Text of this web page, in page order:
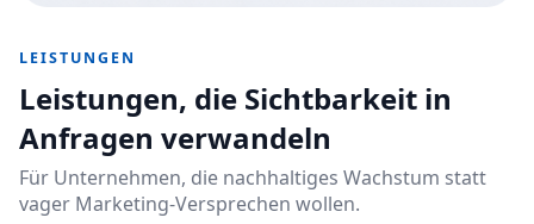
LEISTUNGEN
Leistungen, die Sichtbarkeit in
Anfragen verwandeln
Für Unternehmen, die nachhaltiges Wachstum statt
vager Marketing-Versprechen wollen.